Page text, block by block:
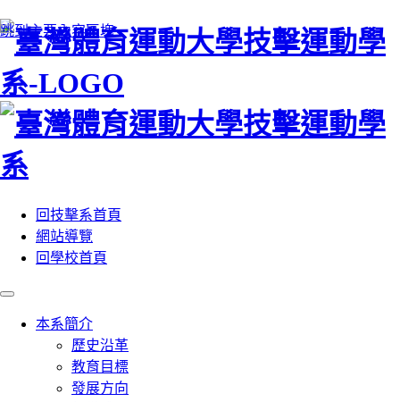
跳到主要內容區塊
:::
回技擊系首頁
網站導覽
回學校首頁
本系簡介
歷史沿革
教育目標
發展方向